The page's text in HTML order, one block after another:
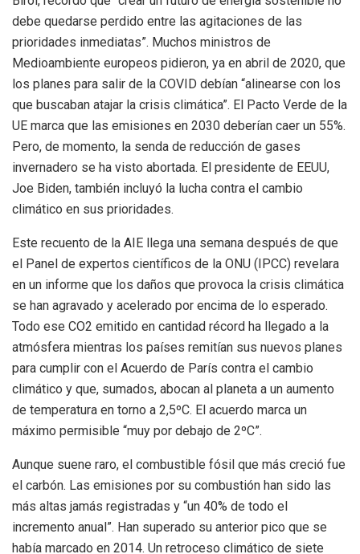
debe quedarse perdido entre las agitaciones de las
prioridades inmediatas”. Muchos ministros de
Medioambiente europeos pidieron, ya en abril de 2020, que
los planes para salir de la COVID debían “alinearse con los
que buscaban atajar la crisis climática”. El Pacto Verde de la
UE marca que las emisiones en 2030 deberían caer un 55%.
Pero, de momento, la senda de reducción de gases
invernadero se ha visto abortada. El presidente de EEUU,
Joe Biden, también incluyó la lucha contra el cambio
climático en sus prioridades.
Este recuento de la AIE llega una semana después de que
el Panel de expertos científicos de la ONU (IPCC) revelara
en un informe que los daños que provoca la crisis climática
se han agravado y acelerado por encima de lo esperado.
Todo ese CO2 emitido en cantidad récord ha llegado a la
atmósfera mientras los países remitían sus nuevos planes
para cumplir con el Acuerdo de París contra el cambio
climático y que, sumados, abocan al planeta a un aumento
de temperatura en torno a 2,5ºC. El acuerdo marca un
máximo permisible “muy por debajo de 2ºC”.
Aunque suene raro, el combustible fósil que más creció fue
el carbón. Las emisiones por su combustión han sido las
más altas jamás registradas y “un 40% de todo el
incremento anual”. Han superado su anterior pico que se
había marcado en 2014. Un retroceso climático de siete